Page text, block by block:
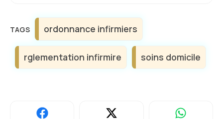
Étiquettes
ordonnance infirmiers
rglementation infirmire soins domicile